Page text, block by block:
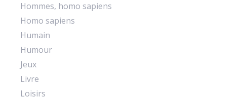
Hommes, homo sapiens
Homo sapiens
Humain
Humour
Jeux
Livre
Loisirs